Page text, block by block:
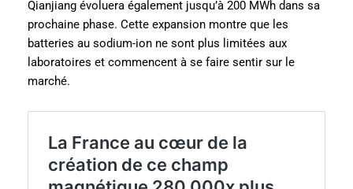
Qianjiang évoluera également jusqu’à 200 MWh dans sa
prochaine phase. Cette expansion montre que les
batteries au sodium-ion ne sont plus limitées aux
laboratoires et commencent à se faire sentir sur le
marché.